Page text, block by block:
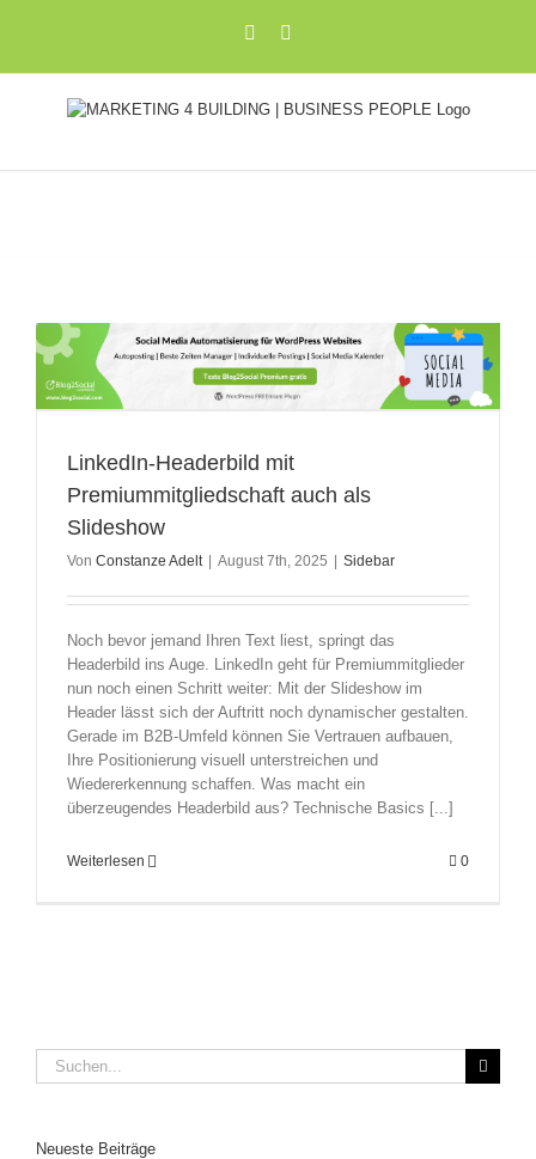
Xing
LinkedIn-Headerbild mit
Premiummitgliedschaft auch als
Slideshow
Von Constanze Adelt | August 7th, 2025 | Sidebar
Noch bevor jemand Ihren Text liest, springt das
Headerbild ins Auge. LinkedIn geht für Premiummitglieder
nun noch einen Schritt weiter: Mit der Slideshow im
Header lässt sich der Auftritt noch dynamischer gestalten.
Gerade im B2B-Umfeld können Sie Vertrauen aufbauen,
Ihre Positionierung visuell unterstreichen und
Wiedererkennung schaffen. Was macht ein
überzeugendes Headerbild aus? Technische Basics [...]
Weiterlesen 0
Suche
nach:
Neueste Beiträge